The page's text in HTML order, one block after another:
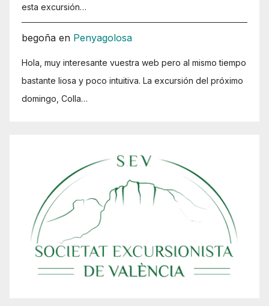
esta excursión…
begoña en Penyagolosa
Hola, muy interesante vuestra web pero al mismo tiempo
bastante liosa y poco intuitiva. La excursión del próximo
domingo, Colla…